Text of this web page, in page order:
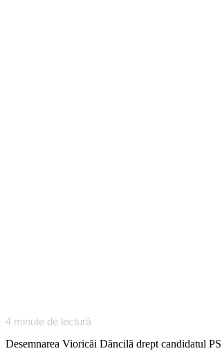
4 minute de lectură
Desemnarea Vioricăi Dăncilă drept candidatul